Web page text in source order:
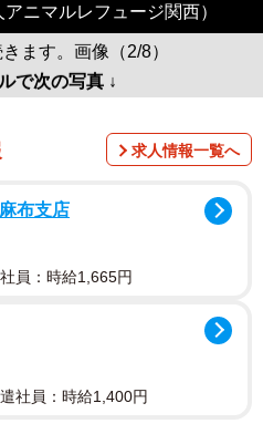
ニマルレフュージ関西）
ます。画像（2/8）
で次の写真 ↓
求人情報一覧へ
布支店
員：時給1,665円
社員：時給1,400円